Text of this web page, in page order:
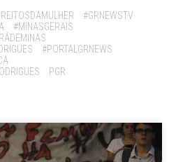
#GRNEWSTV
#MINASGERAIS
#PORTALGRNEWS
PGR